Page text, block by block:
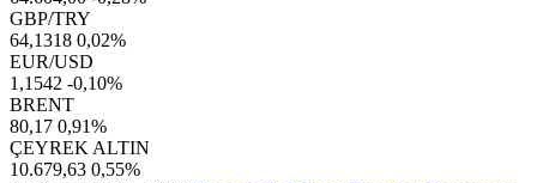
GBP/TRY
64,1318 0,02%
EUR/USD
1,1542 -0,10%
BRENT
80,17 0,91%
ÇEYREK ALTIN
10.679,63 0,55%